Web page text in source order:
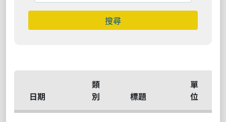
搜尋
日期
類
別
標題
單
位